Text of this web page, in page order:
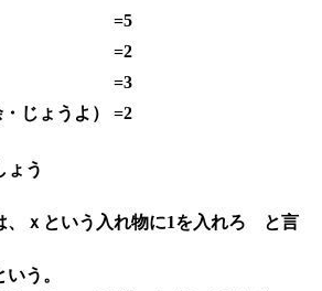
=5
=2
=3
じょうよ） =2
ょう
ｘという入れ物に1を入れろ と言
いう。